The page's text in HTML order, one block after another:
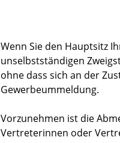
Wenn Sie den Hauptsitz
unselbstständigen
ohne dass sich an der
Gewerbeummeldung.
Vorzunehmen ist die
Vertreterinnen oder